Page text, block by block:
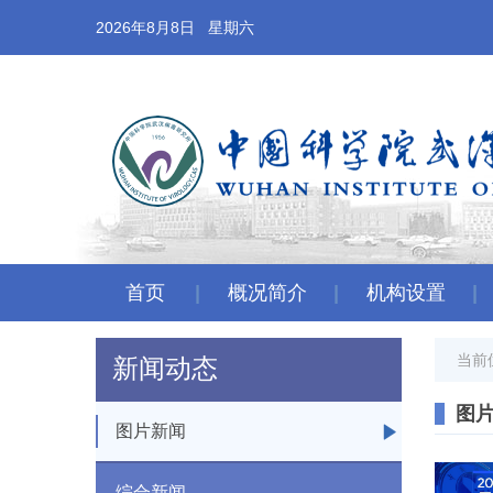
2026年8月8日 星期六
首页 概况简介 机构设置
新闻动态
图片新闻
当前
图